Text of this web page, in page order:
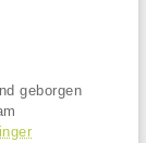
geborgen